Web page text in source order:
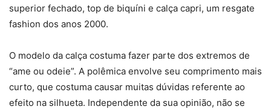
superior fechado, top de biquíni e calça capri, um resgate
fashion dos anos 2000.
O modelo da calça costuma fazer parte dos extremos de
“ame ou odeie”. A polêmica envolve seu comprimento mais
curto, que costuma causar muitas dúvidas referente ao
efeito na silhueta. Independente da sua opinião, não se